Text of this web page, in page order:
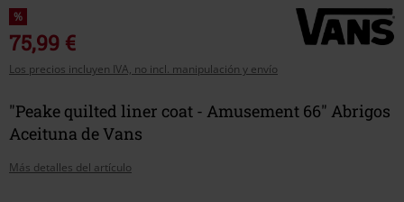
%
75,99 €
Los precios incluyen IVA, no incl. manipulación y envío
"Peake quilted liner coat - Amusement 66" Abrigos
Aceituna de Vans
Más detalles del artículo